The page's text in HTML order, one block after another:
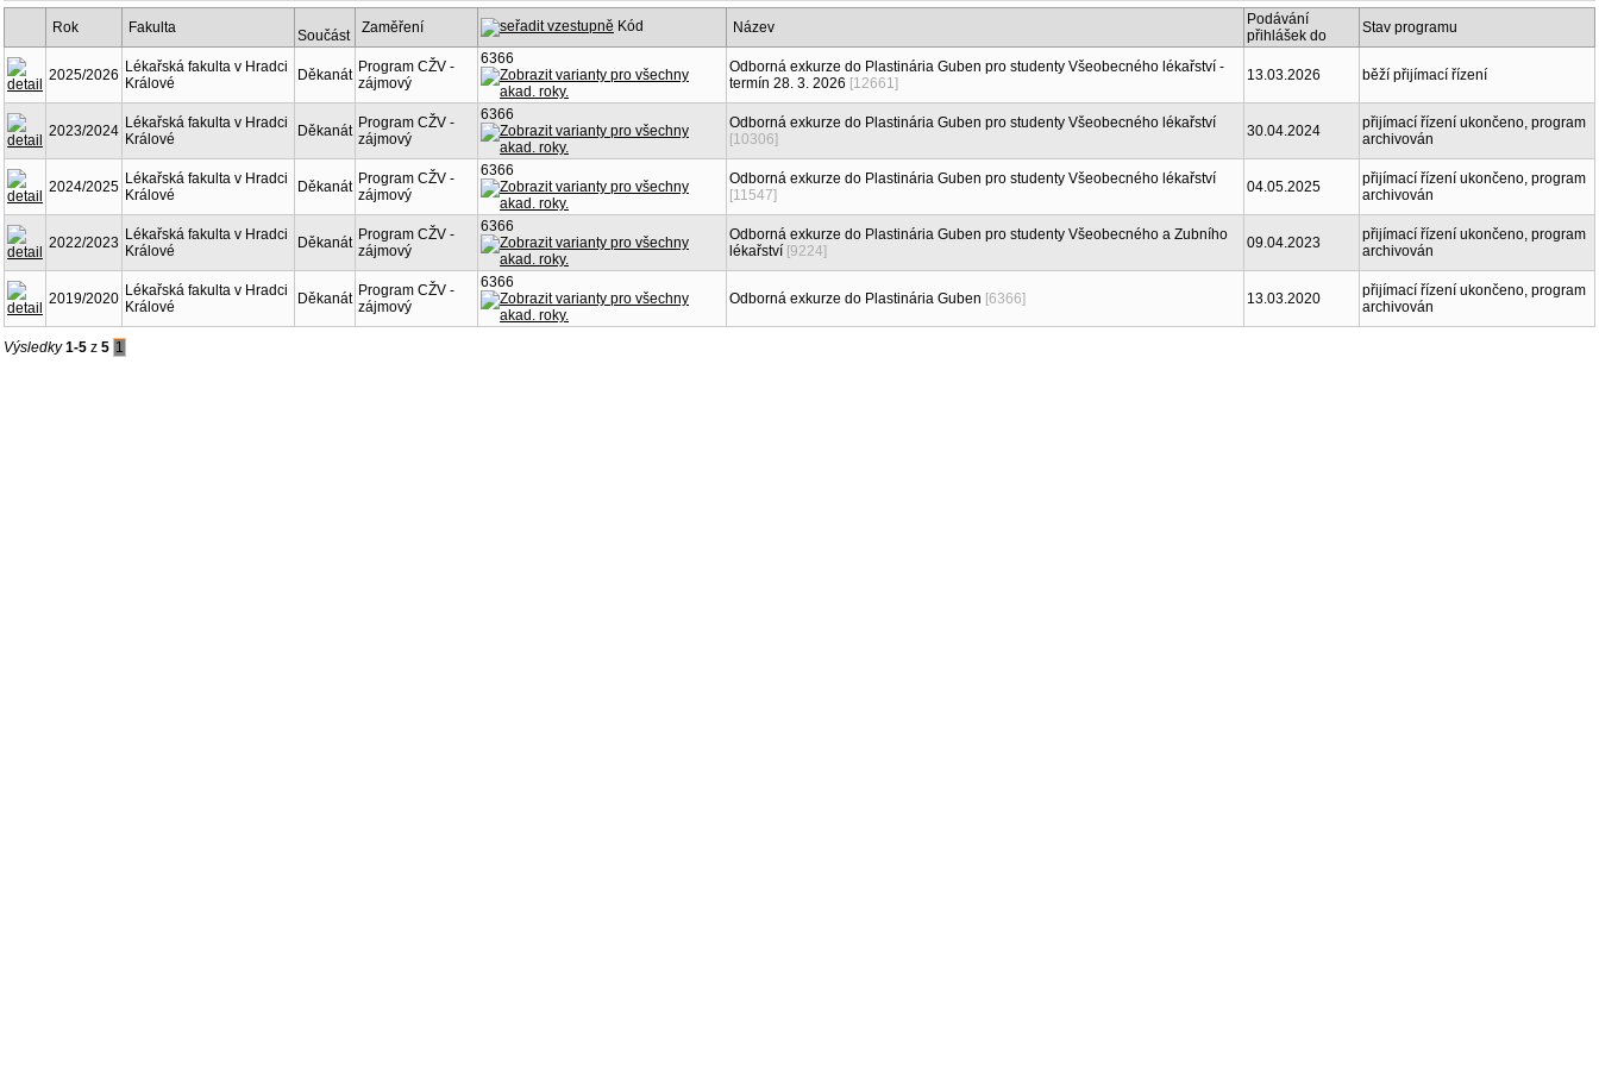
Rok Fakulta Součást Zaměření Kód Název
Podávání
přihlášek do
Stav programu
2025/2026 Lékařská fakulta v Hradci
Králové
Děkanát Program CŽV -
zájmový
6366
Odborná exkurze do Plastinária Guben pro studenty Všeobecného lékařství -
termín 28. 3. 2026 [12661] 13.03.2026 běží přijímací řízení
2023/2024 Lékařská fakulta v Hradci
Králové
Děkanát Program CŽV -
zájmový
6366
Odborná exkurze do Plastinária Guben pro studenty Všeobecného lékařství
[10306]
30.04.2024
přijímací řízení ukončeno, program
archivován
2024/2025 Lékařská fakulta v Hradci
Králové
Děkanát Program CŽV -
zájmový
6366
Odborná exkurze do Plastinária Guben pro studenty Všeobecného lékařství
[11547]
04.05.2025
přijímací řízení ukončeno, program
archivován
2022/2023 Lékařská fakulta v Hradci
Králové
Děkanát Program CŽV -
zájmový
6366
Odborná exkurze do Plastinária Guben pro studenty Všeobecného a Zubního
lékařství [9224] 09.04.2023
přijímací řízení ukončeno, program
archivován
2019/2020 Lékařská fakulta v Hradci
Králové
Děkanát Program CŽV -
zájmový
6366
Odborná exkurze do Plastinária Guben [6366] 13.03.2020
přijímací řízení ukončeno, program
archivován
Výsledky1-5 z 5 1